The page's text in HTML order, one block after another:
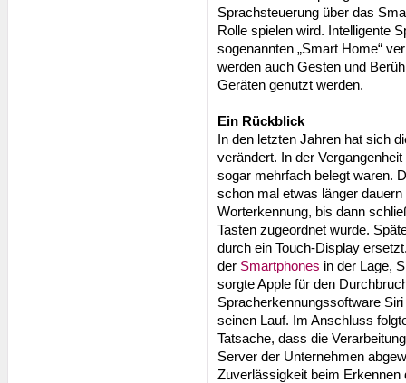
Sprachsteuerung über das
Rolle spielen wird. Intelligente
sogenannten „Smart Home“
werden auch Gesten und
Geräten genutzt werden.
Ein Rückblick
In den letzten Jahren hat sich
verändert. In der
sogar mehrfach belegt waren.
schon mal etwas länger
Worterkennung, bis dann
Tasten zugeordnet wurde.
durch ein Touch-Display
der Smartphones in der Lage,
sorgte Apple für den
Spracherkennungssoftware
seinen Lauf. Im Anschluss
Tatsache, dass die
Server der Unternehmen
Zuverlässigkeit beim